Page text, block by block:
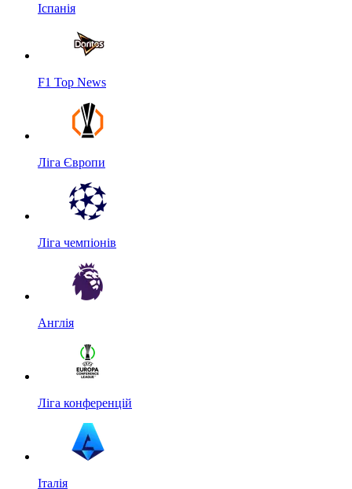
Іспанія
F1 Top News
Ліга Європи
Ліга чемпіонів
Англія
Ліга конференцій
Італія